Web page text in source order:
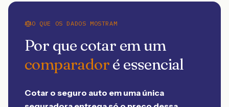
O QUE OS DADOS MOSTRAM
Por que cotar em um
comparadoré essencial
Cotar o seguro auto em uma única